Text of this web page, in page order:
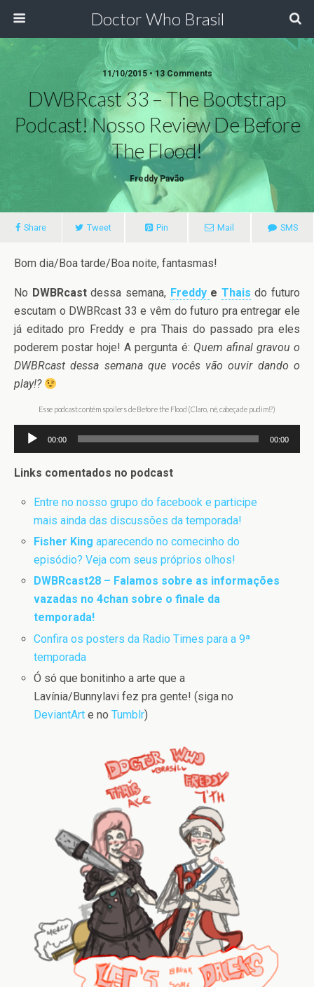
Doctor Who Brasil
11/10/2015 • 13 Comments
DWBRcast 33 – The Bootstrap
Podcast! Nosso Review De Before
The Flood!
Freddy Pavão
Share Tweet Pin Mail SMS
Bom dia/Boa tarde/Boa noite, fantasmas!
No DWBRcastdessa semana, Freddy e Thais do futuro
escutam o DWBRcast 33 e vêm do futuro pra entregar ele
já editado pro Freddy e pra Thais do passado pra eles
poderem postar hoje! A pergunta é: Quem afinal gravou o
DWBRcast dessa semana que vocês vão ouvir dando o
play!?
Esse podcast contém spoilers de Before the Flood (Claro, né, cabeça de pudim!?)
Tocador
de
áudio
00:00 00:00
Links comentados no podcast
Entre no nosso grupo do facebook e participe
mais ainda das discussões da temporada!
Fisher King aparecendo no comecinho do
episódio? Veja com seus próprios olhos!
DWBRcast28 – Falamos sobre as informações
vazadas no 4chan sobre o finale da
temporada!
Confira os posters da Radio Times para a 9ª
temporada
Ó só que bonitinho a arte que a
Lavínia/Bunnylavi fez pra gente! (siga no
DeviantArt e noTumblr)